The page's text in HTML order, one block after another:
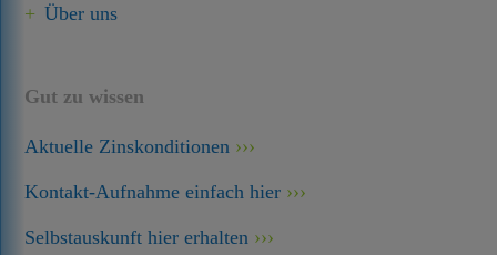
Über uns
Gut zu wissen
Aktuelle Zinskonditionen
Kontakt-Aufnahme einfach hier
Selbstauskunft hier erhalten